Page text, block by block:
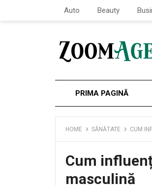
Auto Beauty
PRIMA PAGINĂ
HOME SĂNĂTATE CUM
Cum
masculină